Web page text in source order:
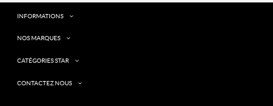
INFORMATIONS
NOS MARQUES
CATÉGORIES STAR
CONTACTEZ NOUS